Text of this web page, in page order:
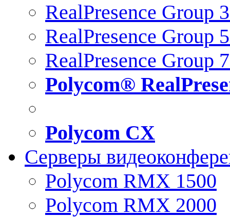
RealPresence Group
RealPresence Group
RealPresence Group
Polycom®
Polycom CX
Серверы
Polycom RMX 1500
Polycom RMX 2000